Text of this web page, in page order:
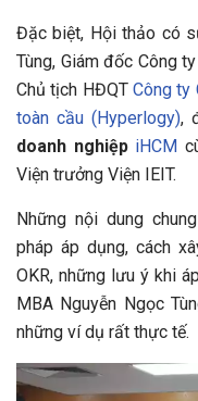
Đặc biệt, Hội thảo có
Tùng, Giám đốc Công
Chủ tịch HĐQT Công ty
toàn cầu (Hyperlogy),
doanh nghiệp iHCM
Viện trưởng Viện IEIT.
Những nội dung
pháp áp dụng, cách
OKR, những lưu ý khi
MBA Nguyễn Ngọc
những ví dụ rất thực tế.